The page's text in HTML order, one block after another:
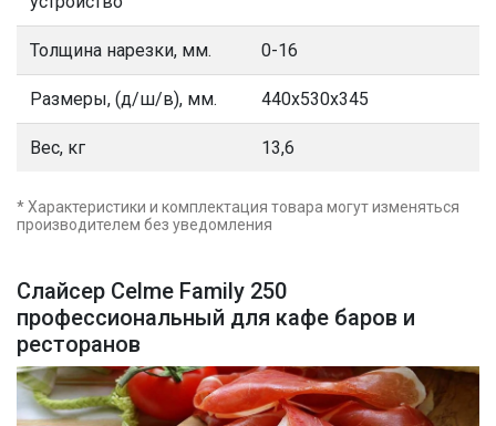
Слайсер Celme Family 250
профессиональный для кафе баров и
ресторанов
Толщина нарезки, мм. 0-16
Размеры, (д/ш/в), мм. 440x530x345
Вес, кг 13,6
* Характеристики и комплектация товара могут изменяться
производителем без уведомления